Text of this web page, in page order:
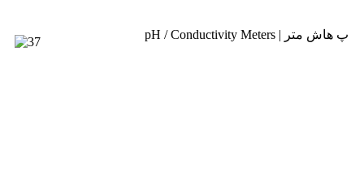
pH / Conductivity Meters | پ هاش متر